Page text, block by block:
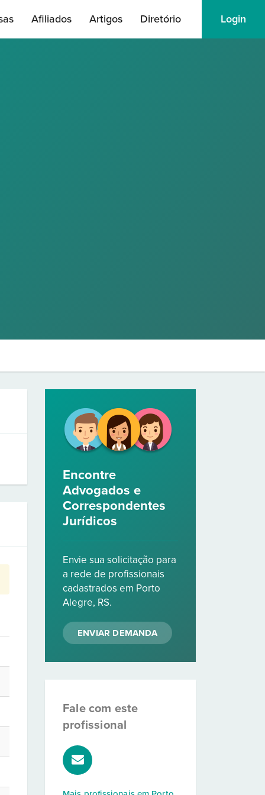
Afiliados Artigos Diretório Login
Encontre
Advogados e
Correspondentes
Jurídicos
Envie sua solicitação para
a rede de profissionais
cadastrados em Porto
Alegre, RS.
ENVIAR DEMANDA
Fale com este
profissional